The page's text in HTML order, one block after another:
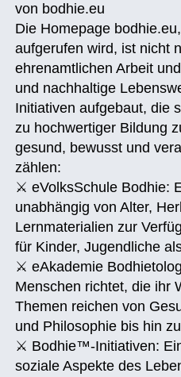
von bodhie.eu
Die Homepage
aufgerufen wird, ist nicht
ehrenamtlichen Arbeit
und nachhaltige
Initiativen aufgebaut, die
zu hochwertiger Bildung
gesund, bewusst und
zählen:
⚔ eVolksSchule Bodhie:
unabhängig von Alter,
Lernmaterialien zur
für Kinder, Jugendliche
⚔ eAkademie
Menschen richtet, die ihr
Themen reichen von
und Philosophie bis hin
⚔ Bodhie™-Initiativen:
soziale Aspekte des